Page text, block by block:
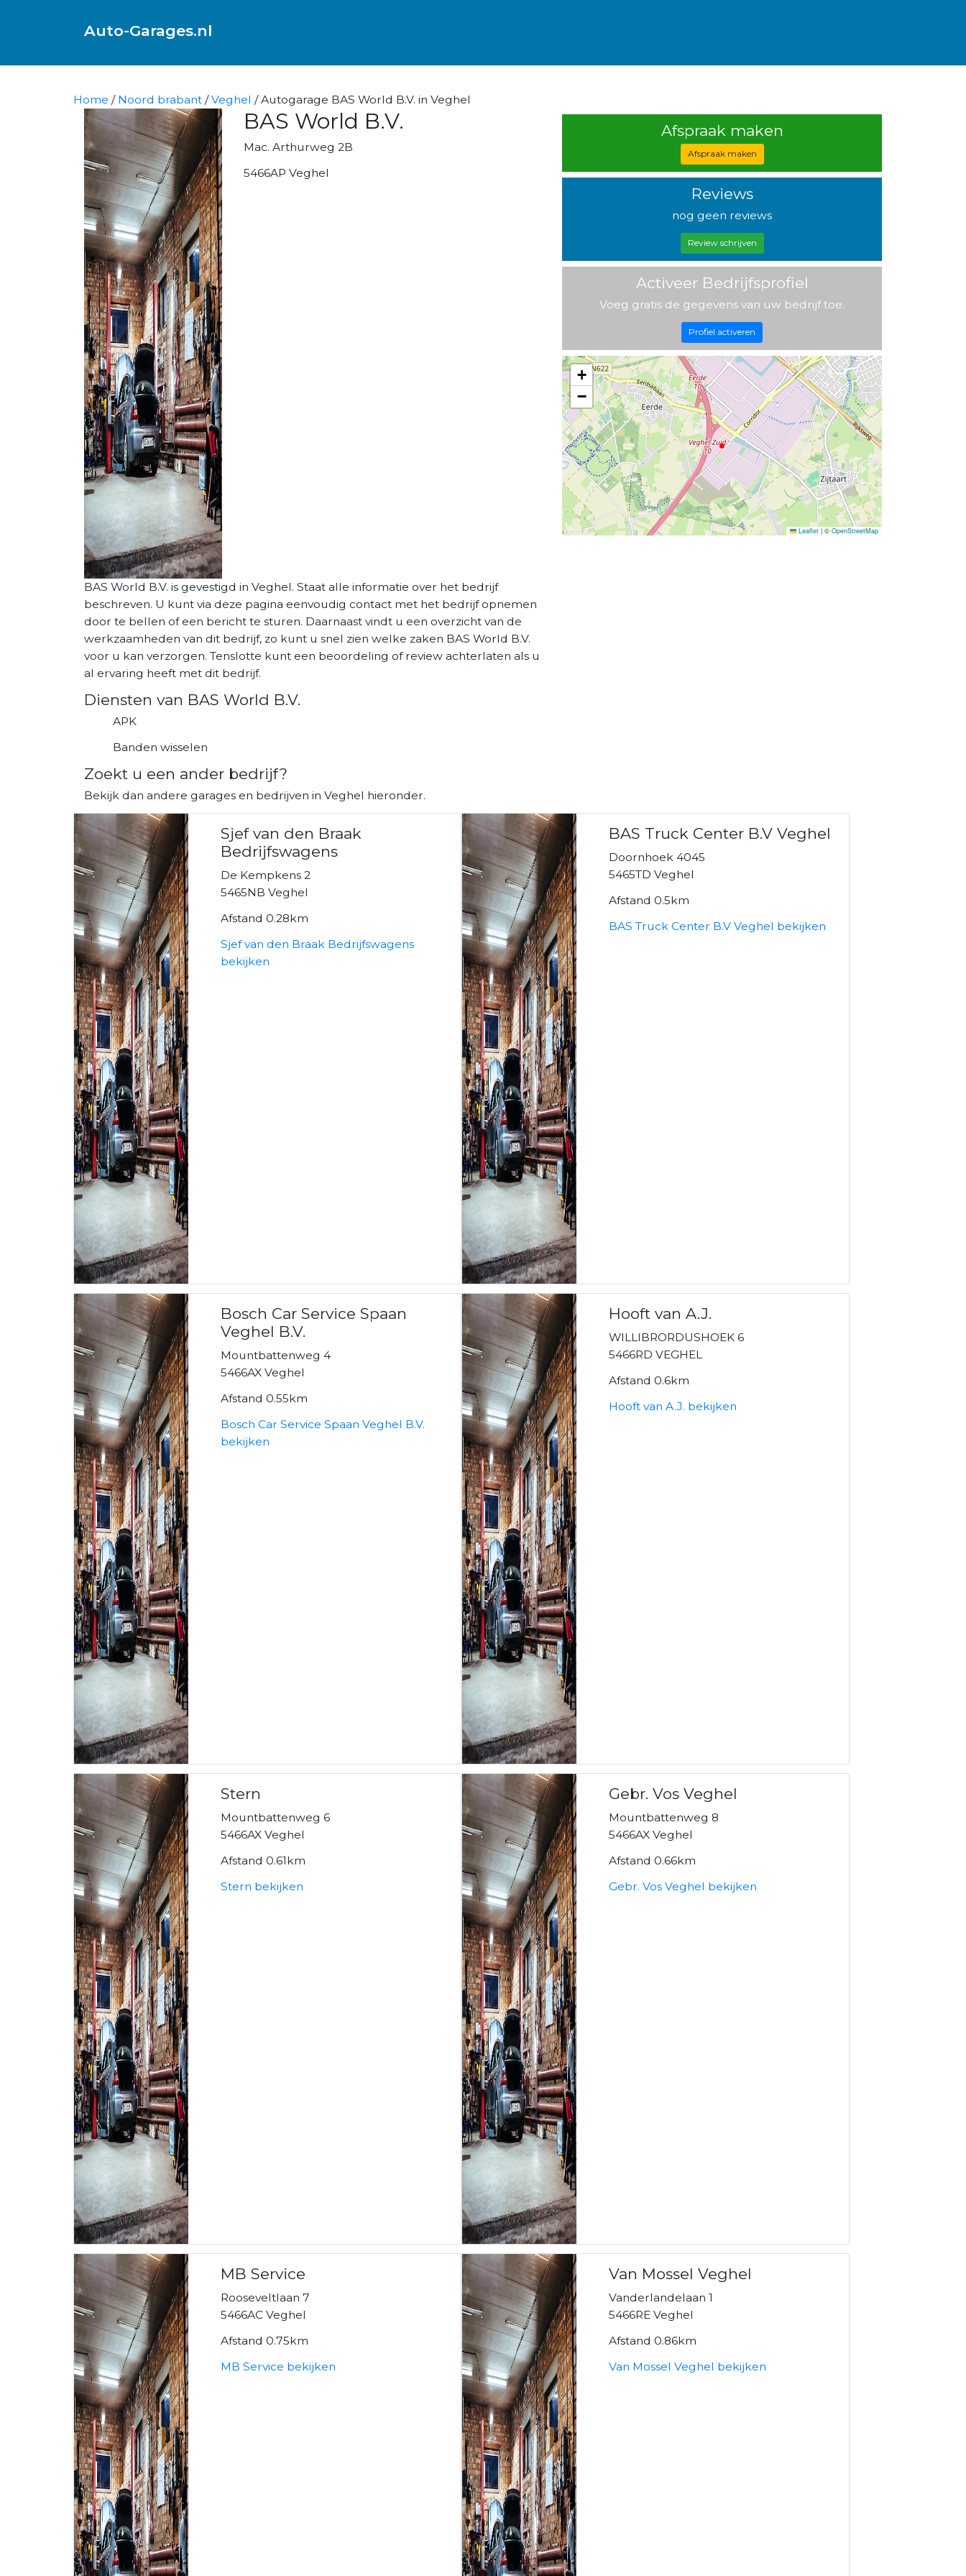
Auto-Garages.nl
Home / Noord brabant /Veghel / Autogarage BAS World B.V. in Veghel
BAS World B.V.
Mac. Arthurweg 2B
5466AP Veghel
BAS World B.V. is gevestigd in Veghel. Staat alle informatie over het bedrijf
beschreven. U kunt via deze pagina eenvoudig contact met het bedrijf opnemen
door te bellen of een bericht te sturen. Daarnaast vindt u een overzicht van de
werkzaamheden van dit bedrijf, zo kunt u snel zien welke zaken BAS World B.V.
voor u kan verzorgen. Tenslotte kunt een beoordeling of review achterlaten als u
al ervaring heeft met dit bedrijf.
Diensten van BAS World B.V.
APK
Banden wisselen
Afspraak maken
Afspraak maken
Reviews
nog geen reviews
Review schrijven
Activeer Bedrijfsprofiel
Voeg gratis de gegevens van uw bedrijf toe.
Profiel activeren
+
−
Leaflet | © OpenStreetMap
Zoekt u een ander bedrijf?
Bekijk dan andere garages en bedrijven in Veghel hieronder.
Sjef van den Braak
Bedrijfswagens
De Kempkens 2
5465NB Veghel
Afstand 0.28km
Sjef van den Braak Bedrijfswagens
bekijken
BAS Truck Center B.V Veghel
Doornhoek 4045
5465TD Veghel
Afstand 0.5km
BAS Truck Center B.V Veghel bekijken
Bosch Car Service Spaan
Veghel B.V.
Mountbattenweg 4
5466AX Veghel
Afstand 0.55km
Bosch Car Service Spaan Veghel B.V.
bekijken
Hooft van A.J.
WILLIBRORDUSHOEK 6
5466RD VEGHEL
Afstand 0.6km
Hooft van A.J. bekijken
Stern
Mountbattenweg 6
5466AX Veghel
Afstand 0.61km
Stern bekijken
Gebr. Vos Veghel
Mountbattenweg 8
5466AX Veghel
Afstand 0.66km
Gebr. Vos Veghel bekijken
MB Service
Rooseveltlaan 7
5466AC Veghel
Afstand 0.75km
MB Service bekijken
Van Mossel Veghel
Vanderlandelaan 1
5466RE Veghel
Afstand 0.86km
Van Mossel Veghel bekijken